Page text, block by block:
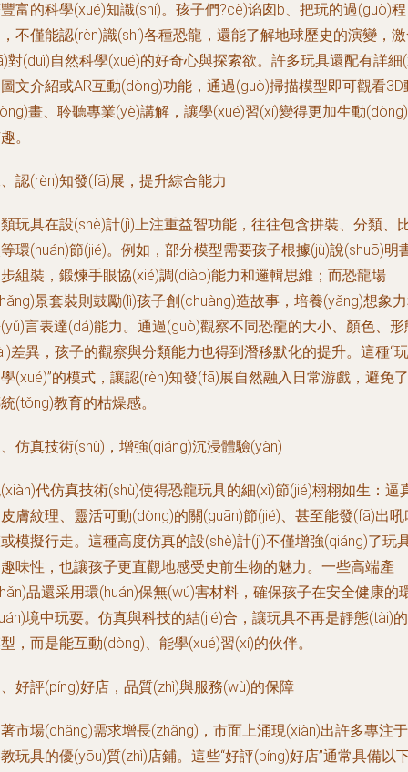
富的科學(xué)知識(shí)。孩子們?cè)谄囱b、把玩的過(guò)程
不僅能認(rèn)識(shí)各種恐龍，還能了解地球歷史的演變，
對(duì)自然科學(xué)的好奇心與探索欲。許多玩具還配有詳細
文介紹或AR互動(dòng)功能，通過(guò)掃描模型即可觀看3D
畫、聆聽專業(yè)講解，讓學(xué)習(xí)變得更加生動(dòng)
。
認(rèn)知發(fā)展，提升綜合能力
玩具在設(shè)計(jì)上注重益智功能，往往包含拼裝、分類、
環(huán)節(jié)。例如，部分模型需要孩子根據(jù)說(shuō)明
組裝，鍛煉手眼協(xié)調(diào)能力和邏輯思維；而恐龍場
景套裝則鼓勵(lì)孩子創(chuàng)造故事，培養(yǎng)想象
言表達(dá)能力。通過(guò)觀察不同恐龍的大小、顏色、形
差異，孩子的觀察與分類能力也得到潛移默化的提升。這種“玩
(xué)”的模式，讓認(rèn)知發(fā)展自然融入日常游戲，避免了
(tǒng)教育的枯燥感。
仿真技術(shù)，增強(qiáng)沉浸體驗(yàn)
代仿真技術(shù)使得恐龍玩具的細(xì)節(jié)栩栩如生：逼
膚紋理、靈活可動(dòng)的關(guān)節(jié)、甚至能發(fā)出吼
模擬行走。這種高度仿真的設(shè)計(jì)不僅增強(qiáng)了玩
味性，也讓孩子更直觀地感受史前生物的魅力。一些高端產
品還采用環(huán)保無(wú)害材料，確保孩子在安全健康的
境中玩耍。仿真與科技的結(jié)合，讓玩具不再是靜態(tài)的
，而是能互動(dòng)、能學(xué)習(xí)的伙伴。
好評(píng)好店，品質(zhì)與服務(wù)的保障
市場(chǎng)需求增長(zhǎng)，市面上涌現(xiàn)出許多專注于
玩具的優(yōu)質(zhì)店鋪。這些“好評(píng)好店”通常具備以